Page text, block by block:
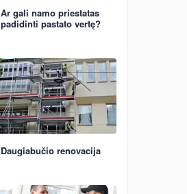
Ar gali namo priestatas
padidinti pastato vertę?
Daugiabučio renovacija